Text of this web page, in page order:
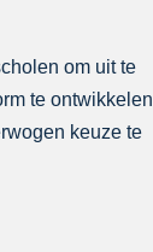
om uit te
te ontwikkelen
keuze te